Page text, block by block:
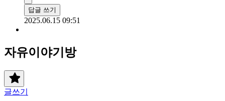
답글 쓰기
2025.06.15 09:51
자유이야기방
글쓰기